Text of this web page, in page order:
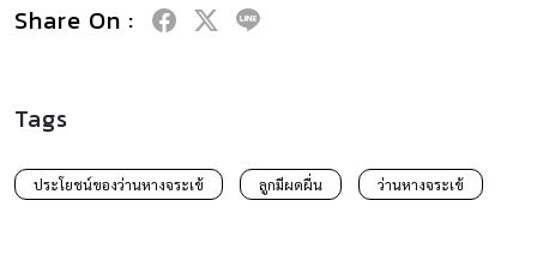
Share On :
Tags
ประโยชน์ของว่านหางจระเข้ ลูกมีผดผื่น ว่านหางจระเข้